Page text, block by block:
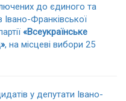
до єдиного та
Івано-Франківської
«Всеукраїнське
, на місцеві вибори 25
у депутати Івано-